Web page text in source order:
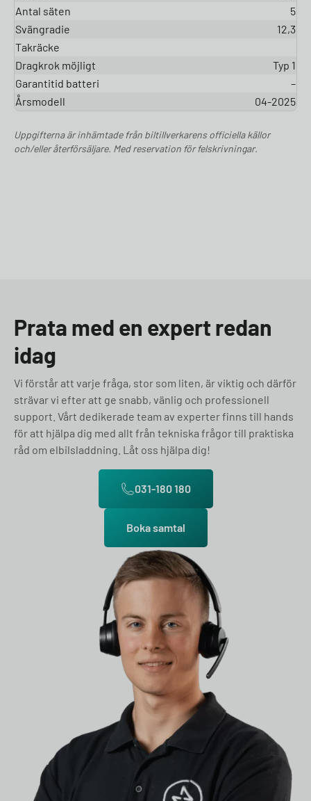
Antal säten
5
Svängradie
12,3
Takräcke
Dragkrok möjligt
Typ 1
Garantitid batteri
–
Årsmodell
04-2025
Uppgifterna är inhämtade från biltillverkarens officiella källor
och/eller återförsäljare. Med reservation för felskrivningar.
Prata med en expert redan
idag
Vi förstår att varje fråga, stor som liten, är viktig och därför
strävar vi efter att ge snabb, vänlig och professionell
support. Vårt dedikerade team av experter finns till hands
för att hjälpa dig med allt från tekniska frågor till praktiska
råd om elbilsladdning. Låt oss hjälpa dig!
031-180 180
Boka samtal